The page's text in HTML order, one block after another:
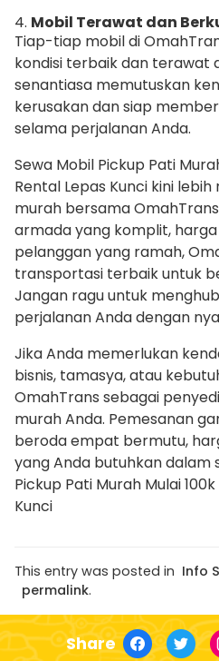
4. Mobil Terawat dan
Tiap-tiap mobil di
kondisi terbaik dan terawat
senantiasa memutuskan
kerusakan dan siap
selama perjalanan Anda.
Sewa Mobil Pickup Pati
Rental Lepas Kunci kini
murah bersama
armada yang komplit,
pelanggan yang ramah,
transportasi terbaik untuk
Jangan ragu untuk
perjalanan Anda dengan
Jika Anda memerlukan
bisnis, tamasya, atau
OmahTrans sebagai
murah Anda. Pemesanan
beroda empat bermutu,
yang Anda butuhkan dalam
Pickup Pati Murah Mulai
Kunci
This entry was posted in Info
permalink.
Share